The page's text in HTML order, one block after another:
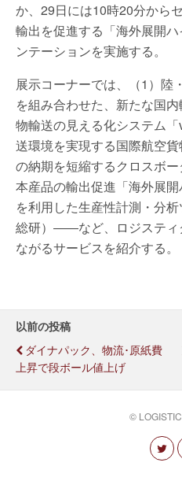
か、29日には10時20分から
輸出を促進する「海外展開
ンテーションを実施する。
展示コーナーでは、（1）陸
を組み合わせた、新たな国
物輸送の見える化システム
送環境を実現する国際航空
の納期を短縮するクロスボ
本産品の輸出促進「海外展
を利用した生産性計測・分
総研）――など、ロジスティ
ながるサービスを紹介する。
以前の投稿
ダイナパック、物流･原紙費
上昇で段ボール値上げ
©